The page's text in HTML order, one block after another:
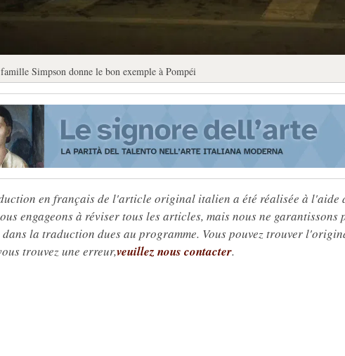
Simpson donne le bon exemple à Pompéi
en français de l'article original italien a été réalisée à l'aide
engageons à réviser tous les articles, mais nous ne garantissons
la traduction dues au programme. Vous pouvez trouver
trouvez une erreur,veuillez nous contacter.